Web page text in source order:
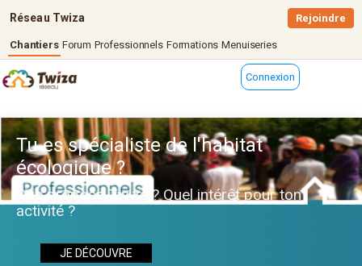
Réseau Twiza
Chantiers Forum Professionnels Formations Menuiseries
Rejoindre
Connexion
Tu es spécialiste de l'habitat
écologique ?
Que propose Twiza ? Quel intérêt pour ton
activité ?
JE DÉCOUVRE